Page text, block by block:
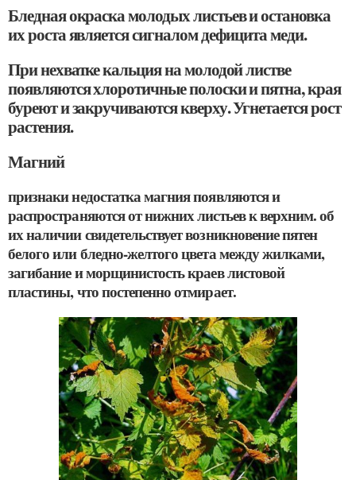
Бледная окраска молодых листьев и остановка
их роста является сигналом дефицита меди.
При нехватке кальция на молодой листве
появляются хлоротичные полоски и пятна, края
буреют и закручиваются кверху. Угнетается рост
растения.
Магний
признаки недостатка магния появляются и
распространяются от нижних листьев к верхним. об
их наличии свидетельствует возникновение пятен
белого или бледно-желтого цвета между жилками,
загибание и морщинистость краев листовой
пластины, что постепенно отмирает.